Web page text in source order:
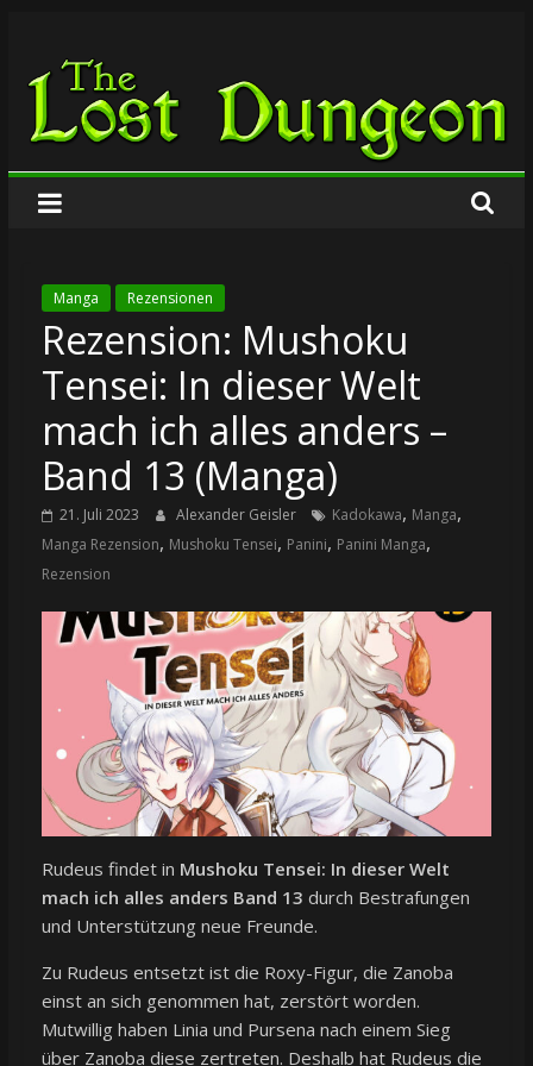
springen
The
Lost
Dungeon
Manga Rezensionen
Rezension: Mushoku
Tensei: In dieser Welt
mach ich alles anders –
Band 13 (Manga)
21. Juli 2023 Alexander Geisler Kadokawa, Manga,
Manga Rezension, Mushoku Tensei, Panini, Panini Manga,
Rezension
Rudeus findet in Mushoku Tensei: In dieser Welt
mach ich alles anders Band 13 durch Bestrafungen
und Unterstützung neue Freunde.
Zu Rudeus entsetzt ist die Roxy-Figur, die Zanoba
einst an sich genommen hat, zerstört worden.
Mutwillig haben Linia und Pursena nach einem Sieg
über Zanoba diese zertreten. Deshalb hat Rudeus die